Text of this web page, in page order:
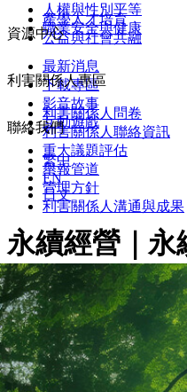
人權與性別平等
職業安全與健康
產學人才培育
公益與社會共融
資源中心
最新消息
下載專區
影音故事
互動遊戲
利害關係人專區
利害關係人問卷
利害關係人聯絡資訊
重大議題評估
舉報管道
管理方針
利害關係人溝通與成果
聯絡我們
繁中
EN
日文
永續經營｜永